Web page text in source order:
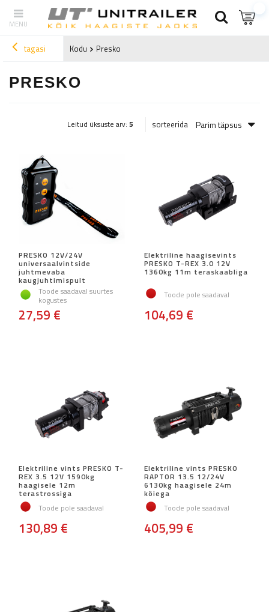
tagasi Kodu Presko
PRESKO
Leitud üksuste arv: 5 sorteerida Parim täpsus
PRESKO 12V/24V
universaalvintside
juhtmevaba
kaugjuhtimispult
Toode saadaval suurtes
kogustes
27,59 €
Elektriline haagisevints
PRESKO T-REX 3.0 12V
1360kg 11m teraskaabliga
Toode pole saadaval
104,69 €
Elektriline vints PRESKO T-
REX 3.5 12V 1590kg
haagisele 12m
terastrossiga
Toode pole saadaval
130,89 €
Elektriline vints PRESKO
RAPTOR 13.5 12/24V
6130kg haagisele 24m
köiega
Toode pole saadaval
405,99 €